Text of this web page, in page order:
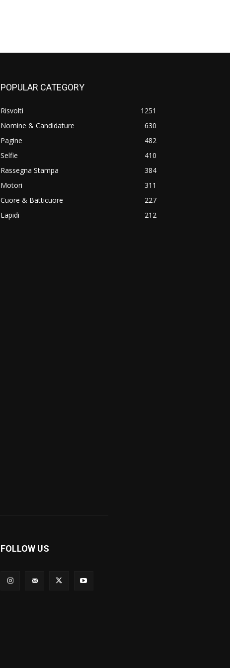
POPULAR CATEGORY
Risvolti
1251
Nomine & Candidature
630
Pagine
482
Selfie
410
Rassegna Stampa
384
Motori
311
Cuore & Batticuore
227
Lapidi
212
FOLLOW US